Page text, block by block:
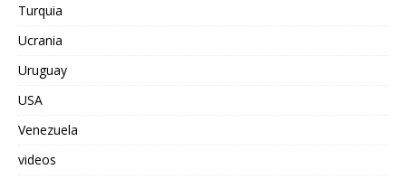
Turquia
Ucrania
Uruguay
USA
Venezuela
videos